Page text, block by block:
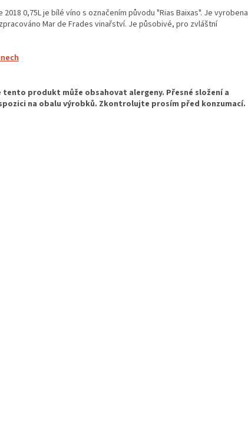
2018 0,75L je bílé víno s označením původu "Rias Baixas". Je vyrobena
Mar de Frades vinařství. Je působivé, pro zvláštní